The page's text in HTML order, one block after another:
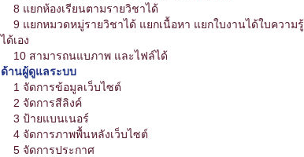
8 แยกห้องเรียนตามรายวิชาได้
9 แยกหมวดหมู่รายวิชาได้ แยกเนื้อหา แยกใบงานได้ใบความรู้
ได้เอง
10 สามารถนแบภาพ และไฟล์ได้
ด้านผู้ดูแลระบบ
1 จัดการข้อมูลเว็บไซต์
2 จัดการสีลิงค์
3 ป้ายแบนเนอร์
4 จัดการภาพพื้นหลังเว็บไซต์
5 จัดการประกาศ